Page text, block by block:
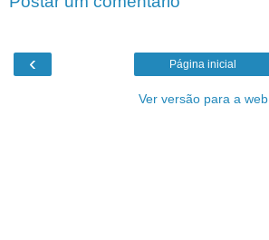
‹ Página inicial
Ver versão para a web